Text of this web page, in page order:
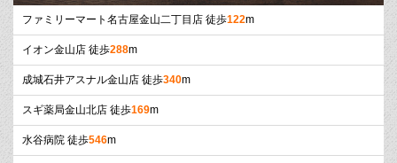
ファミリーマート名古屋金山二丁目店 徒歩122m
イオン金山店 徒歩288m
成城石井アスナル金山店 徒歩340m
スギ薬局金山北店 徒歩169m
水谷病院 徒歩546m